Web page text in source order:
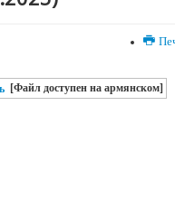
[Файл доступен на армянском]